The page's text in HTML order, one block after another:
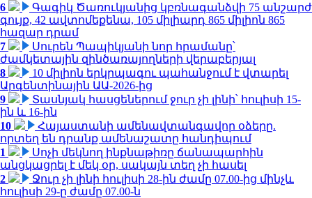
6
Գագիկ Ծառուկյանից կբռնագանձվի 75 անշարժ
գույք, 42 ավտոմեքենա, 105 միլիարդ 865 միլիոն 865
հազար դրամ
7
Սուրեն Պապիկյանի նոր հրամանը՝
ժամկետային զինծառայողների վերաբերյալ
8
10 միլիոն երկրպագու պահանջում է վտարել
Արգենտինային ԱԱ-2026-ից
9
Տասնյակ հասցեներում ջուր չի լինի՝ հուլիսի 15-
ին և 16-ին
10
Հայաստանի ամենավտանգավոր օձերը.
որտեղ են դրանք ամենաշատը հանդիպում
1
Սոչի մեկնող ինքնաթիռը ճանապարհին
անցկացրել է մեկ օր, սակայն տեղ չի հասել
2
Ջուր չի լինի հուլիսի 28-ին ժամը 07.00-ից մինչև
հուլիսի 29-ը ժամը 07.00-ն